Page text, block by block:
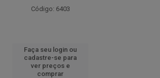
Código: 6403
Faça seu login ou
cadastre-se para
ver preços e
comprar